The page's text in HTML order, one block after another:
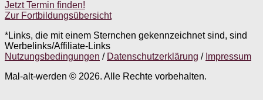
Jetzt Termin finden!
Zur Fortbildungsübersicht
*Links, die mit einem Sternchen gekennzeichnet sind, sind
Werbelinks/Affiliate-Links
Nutzungsbedingungen / Datenschutzerklärung / Impressum
Mal-alt-werden © 2026. Alle Rechte vorbehalten.